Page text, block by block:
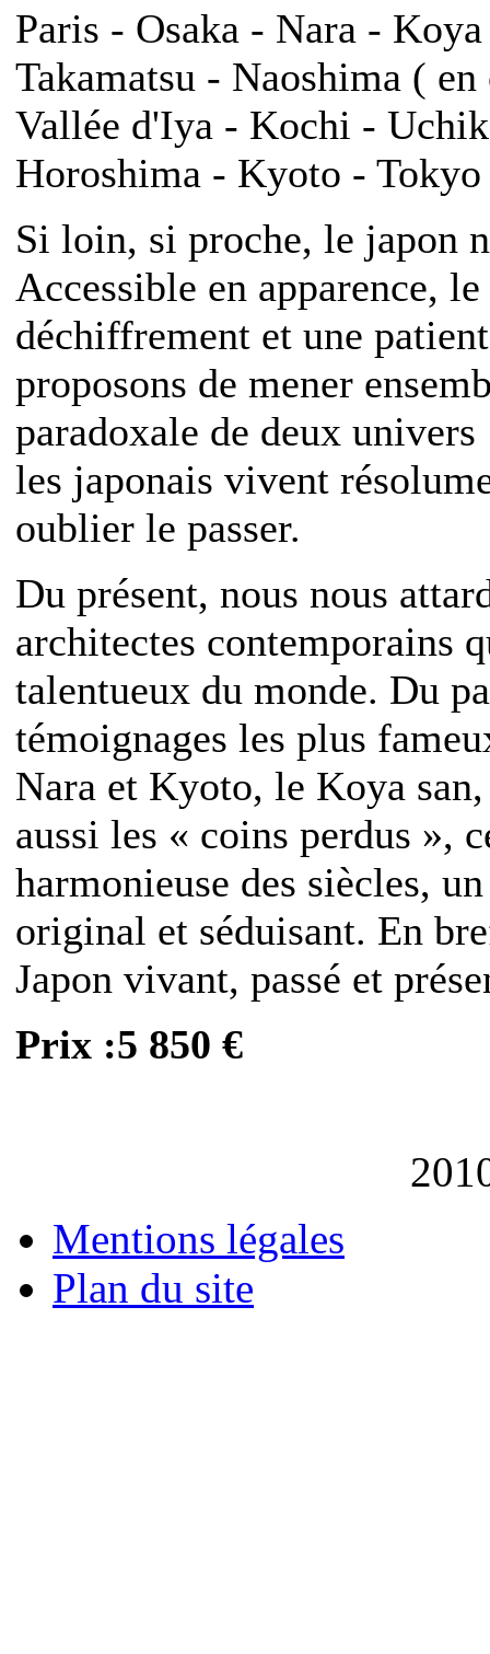
Paris - Osaka - Nara -
Takamatsu - Naoshima (
Vallée d'Iya - Kochi -
Horoshima - Kyoto -
Si loin, si proche, le japon
Accessible en apparence,
déchiffrement et une
proposons de mener
paradoxale de deux
les japonais vivent
oublier le passer.
Du présent, nous nous
architectes contemporains
talentueux du monde. Du
témoignages les plus
Nara et Kyoto, le Koya
aussi les « coins perdus »,
harmonieuse des siècles,
original et séduisant. En
Japon vivant, passé et
Prix :5 850 €
Mentions légales
Plan du site